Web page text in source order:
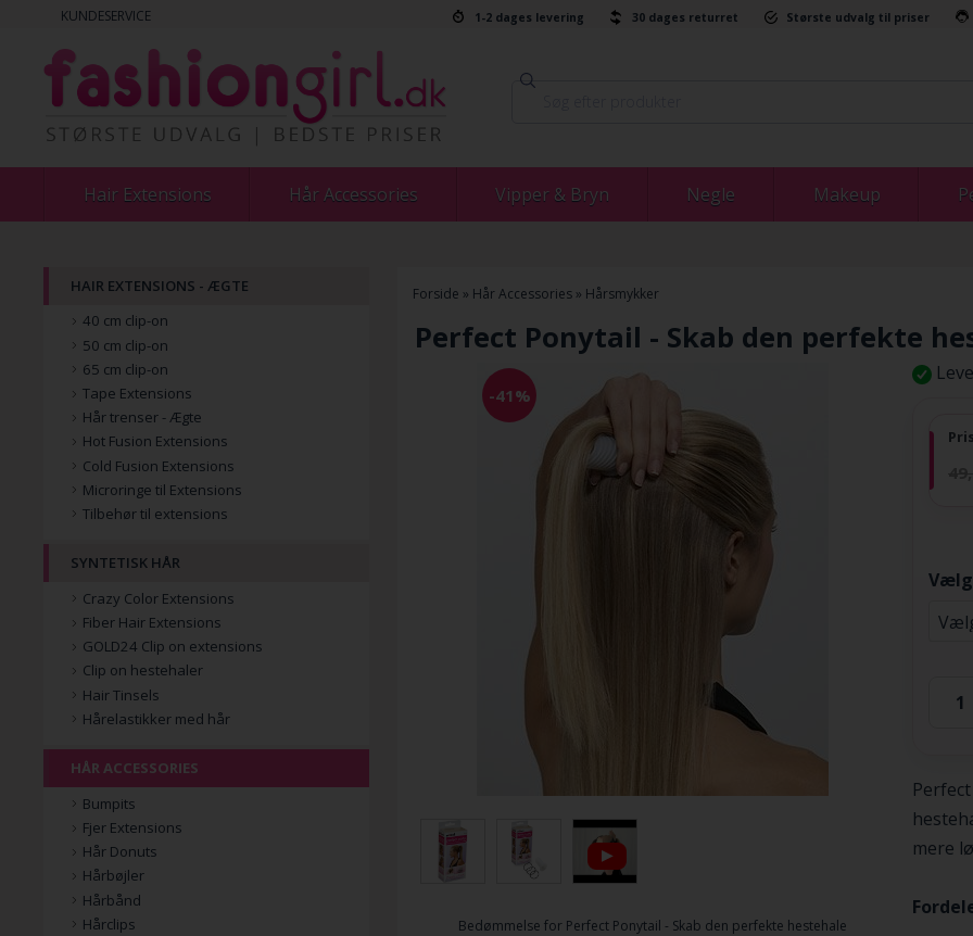
KUNDESERVICE 1-2 dages levering 30 dages returret Største udvalg til priser
Hair Extensions Hår Accessories Vipper & Bryn Negle Makeup
Forside » Hår Accessories» Hårsmykker
Perfect Ponytail - Skab den perfekte
-41%
Bedømmelse for Perfect Ponytail - Skab den perfekte hestehale
mere
HAIR EXTENSIONS - ÆGTE
40 cm clip-on
50 cm clip-on
65 cm clip-on
Tape Extensions
Hår trenser - Ægte
Hot Fusion Extensions
Cold Fusion Extensions
Microringe til Extensions
Tilbehør til extensions
SYNTETISK HÅR
Crazy Color Extensions
Fiber Hair Extensions
GOLD24 Clip on extensions
Clip on hestehaler
Hair Tinsels
Hårelastikker med hår
HÅR ACCESSORIES
Bumpits
Fjer Extensions
Hår Donuts
Hårbøjler
Hårbånd
Hårclips